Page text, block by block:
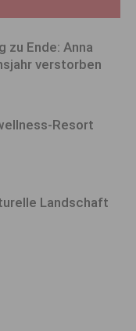
zu Ende: Anna
verstorben
Resort
Landschaft